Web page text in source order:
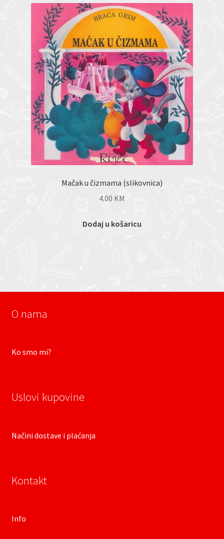
Mačak u čizmama (slikovnica)
4.00 KM
Dodaj u košaricu
O nama
Ko smo mi?
Uslovi kupovine
Načini dostave i plaćanja
Kontakt
Info